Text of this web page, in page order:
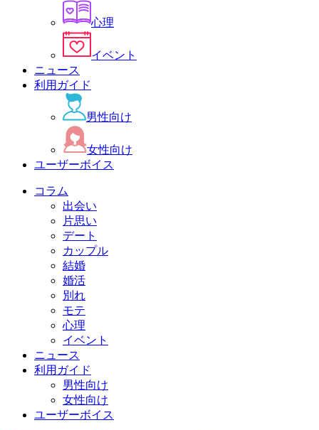
心理
イベント
ニュース
利用ガイド
男性向け
女性向け
ユーザーボイス
コラム
出会い
片思い
デート
カップル
結婚
婚活
別れ
モテ
心理
イベント
ニュース
利用ガイド
男性向け
女性向け
ユーザーボイス